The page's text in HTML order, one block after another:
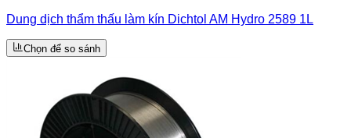
Dung dịch thẩm thấu làm kín Dichtol AM Hydro 2589 1L
Chọn để so sánh